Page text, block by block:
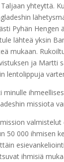
yhteyttä.
Pyhän Hengen
lähteä yksin
mukaan.
ja Martti
lentolippuja
missiota
valmistelut
50 000 ihmisen
ihmisiä